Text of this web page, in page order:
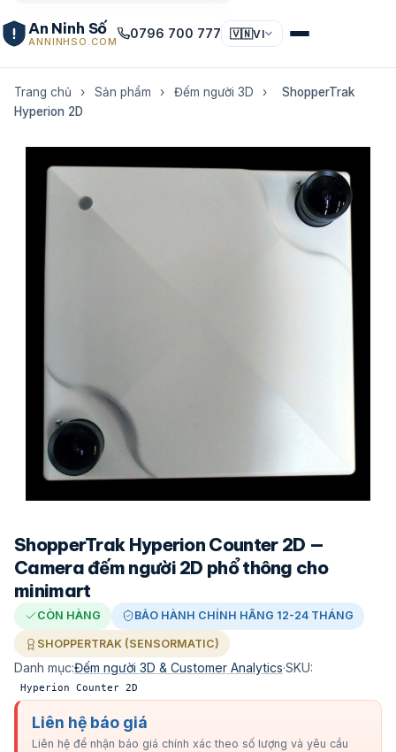
An Ninh Số
ANNINHSO.COM
0796 700 777 🇻🇳VI
Trang chủ › Sản phẩm › Đếm người 3D ›
ShopperTrak
Hyperion 2D
ShopperTrak Hyperion Counter 2D —
Camera đếm người 2D phổ thông cho
minimart
CÒN HÀNG BẢO HÀNH CHÍNH HÃNG 12-24 THÁNG
SHOPPERTRAK (SENSORMATIC)
Danh mục:Đếm người 3D & Customer Analytics·SKU:
Hyperion Counter 2D
Liên hệ báo giá
Liên hệ để nhận báo giá chính xác theo số lượng và yêu cầu